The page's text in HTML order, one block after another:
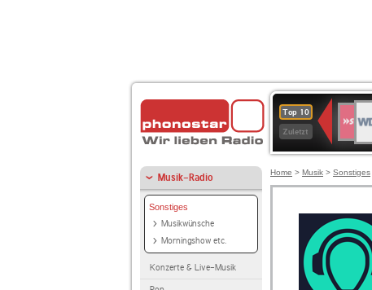
Top 10
Zuletzt
4
Musik-Radio
Sonstiges
Musikwünsche
Morningshow etc.
Konzerte & Live-Musik
Home > Musik > Sonstiges